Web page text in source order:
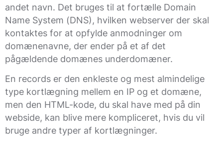
andet navn. Det bruges til at fortælle Domain
Name System (DNS), hvilken webserver der skal
kontaktes for at opfylde anmodninger om
domænenavne, der ender på et af det
pågældende domænes underdomæner.
En records er den enkleste og mest almindelige
type kortlægning mellem en IP og et domæne,
men den HTML-kode, du skal have med på din
webside, kan blive mere kompliceret, hvis du vil
bruge andre typer af kortlægninger.